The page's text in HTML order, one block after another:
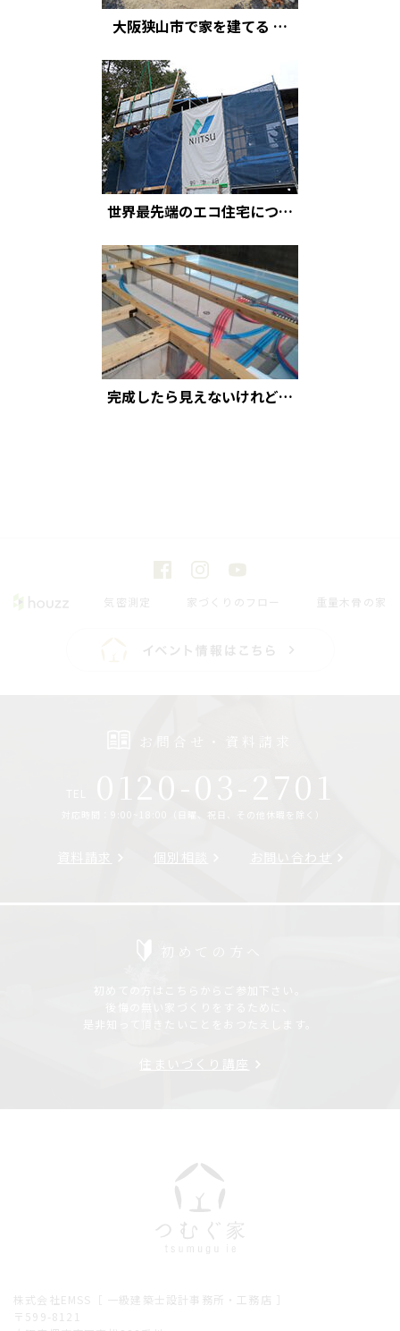
大阪狭山市で家を建てる …
世界最先端のエコ住宅につ…
完成したら見えないけれど…
気密測定 家づくりのフロー 重量木骨の家
お問合せ・資料請求
0120-03-2701
対応時間：9:00~18:00（日曜、祝日、その他休暇を除く）
個別相談 お問い合わせ
株式会社EMSS［ 一級建築士設計事務所・工務店 ］
〒599-8121